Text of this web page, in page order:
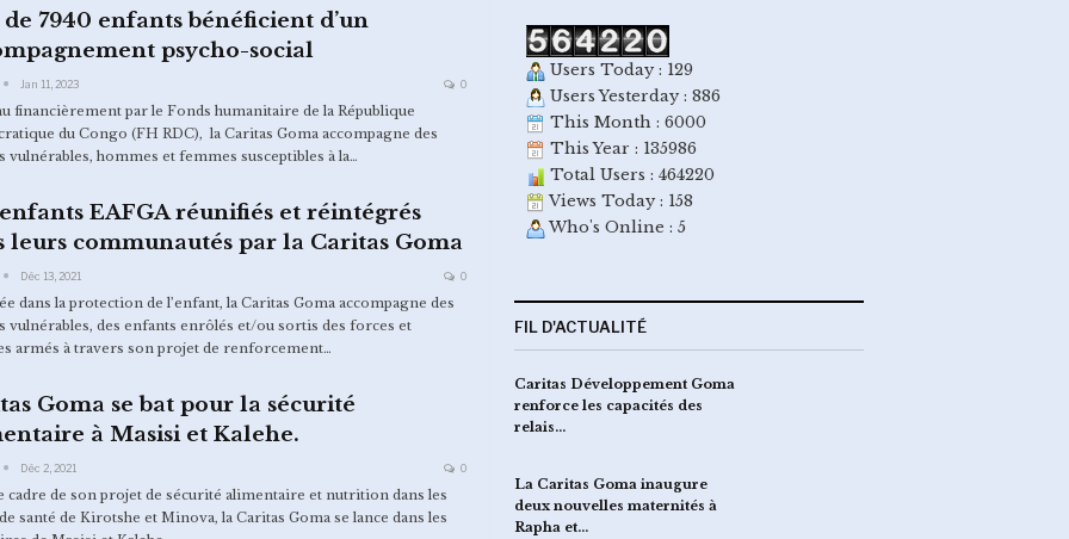
de 7940 enfants bénéficient d’un
psycho-social
Jan 11, 2023 0
financièrement par le Fonds humanitaire de la République
du Congo (FH RDC), la Caritas Goma accompagne des
vulnérables, hommes et femmes susceptibles à la…
EAFGA réunifiés et réintégrés
leurs communautés par la Caritas Goma
Déc 13, 2021 0
dans la protection de l’enfant, la Caritas Goma accompagne des
vulnérables, des enfants enrôlés et/ou sortis des forces et
armés à travers son projet de renforcement…
Goma se bat pour la sécurité
à Masisi et Kalehe.
Déc 2, 2021 0
cadre de son projet de sécurité alimentaire et nutrition dans les
santé de Kirotshe et Minova, la Caritas Goma se lance dans les
Users Today : 129
Users Yesterday : 886
This Month : 6000
This Year : 135986
Total Users : 464220
Views Today : 158
Who's Online : 5
FIL D'ACTUALITÉ
CRS lance la phase 2 d’un
projet de…
assistance alimentaire à…
Caritas Développement Goma
renforce les capacités des
relais…
La Caritas Goma inaugure
deux nouvelles maternités à
Rapha et…